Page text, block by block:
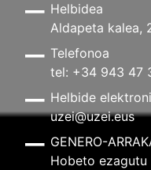
Helbidea
Aldapeta kalea,
Telefonoa
tel: +34 943 47
Helbide
uzei@uzei.eus
GENERO-
Hobeto ezagutu